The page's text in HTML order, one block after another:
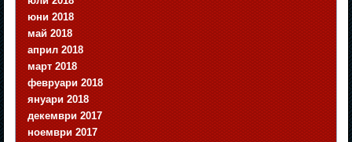
юни 2018
май 2018
април 2018
март 2018
февруари 2018
януари 2018
декември 2017
ноември 2017